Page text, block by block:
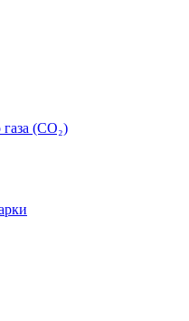
(CO₂)